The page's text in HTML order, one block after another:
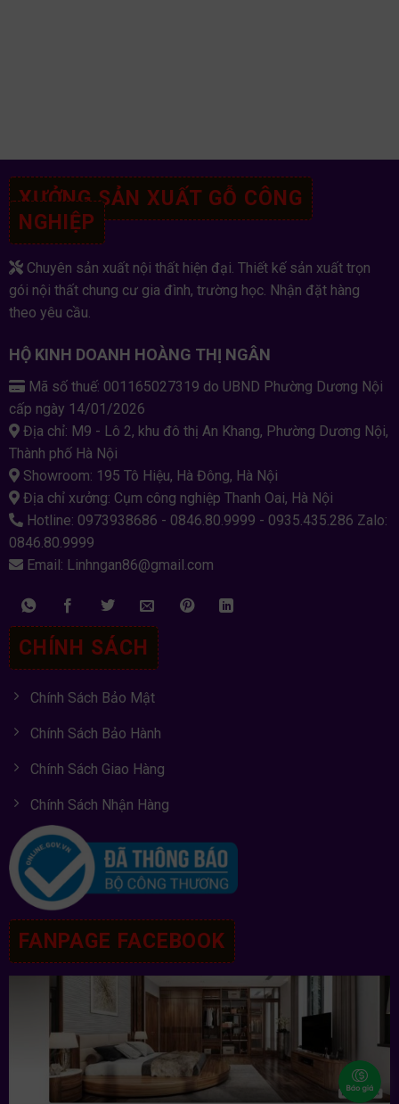
XƯỞNG SẢN XUẤT GỖ CÔNG
NGHIỆP
Chuyên sản xuất nội thất hiện đại. Thiết kế sản xuất trọn
gói nội thất chung cư gia đình, trường học. Nhận đặt hàng
theo yêu cầu.
HỘ KINH DOANH HOÀNG THỊ NGÂN
Mã số thuế: 001165027319 do UBND Phường Dương Nội
cấp ngày 14/01/2026
Địa chỉ: M9 - Lô 2, khu đô thị An Khang, Phường Dương Nội,
Thành phố Hà Nội
Showroom: 195 Tô Hiệu, Hà Đông, Hà Nội
Địa chỉ xưởng: Cụm công nghiệp Thanh Oai, Hà Nội
Hotline: 0973938686 - 0846.80.9999 - 0935.435.286 Zalo:
0846.80.9999
Email: Linhngan86@gmail.com
CHÍNH SÁCH
Chính Sách Bảo Mật
Chính Sách Bảo Hành
Chính Sách Giao Hàng
Chính Sách Nhận Hàng
FANPAGE FACEBOOK